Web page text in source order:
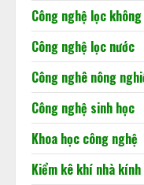
3
Công nghệ lọc
Công nghệ lọc nước
Công nghê nông
Công nghệ sinh học
Khoa học công nghệ
Kiểm kê khí nhà kính